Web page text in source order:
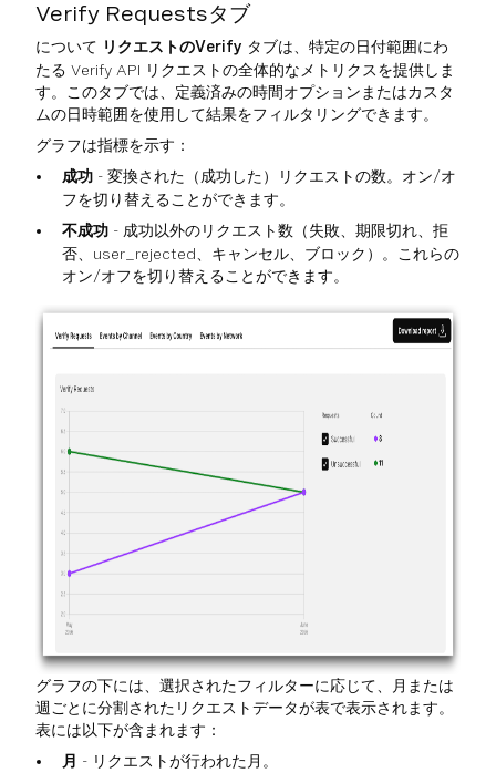
Verify Requestsタブ
について リクエストのVerify タブは、特定の日付範囲にわ
たる Verify API リクエストの全体的なメトリクスを提供しま
す。このタブでは、定義済みの時間オプションまたはカスタ
ムの日時範囲を使用して結果をフィルタリングできます。
グラフは指標を示す：
成功 - 変換された（成功した）リクエストの数。オン/オ
フを切り替えることができます。
不成功 - 成功以外のリクエスト数（失敗、期限切れ、拒
否、user_rejected、キャンセル、ブロック）。これらの
オン/オフを切り替えることができます。
グラフの下には、選択されたフィルターに応じて、月または
週ごとに分割されたリクエストデータが表で表示されます。
表には以下が含まれます：
月 - リクエストが行われた月。